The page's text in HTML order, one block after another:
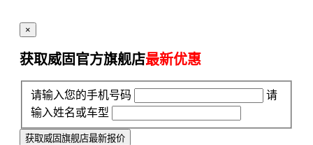
×
获取威固官方旗舰店最新优惠
请输入您的手机号码
请
输入姓名或车型
获取威固旗舰店最新报价